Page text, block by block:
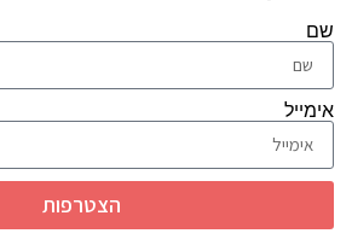
שם
אימייל
הצטרפות